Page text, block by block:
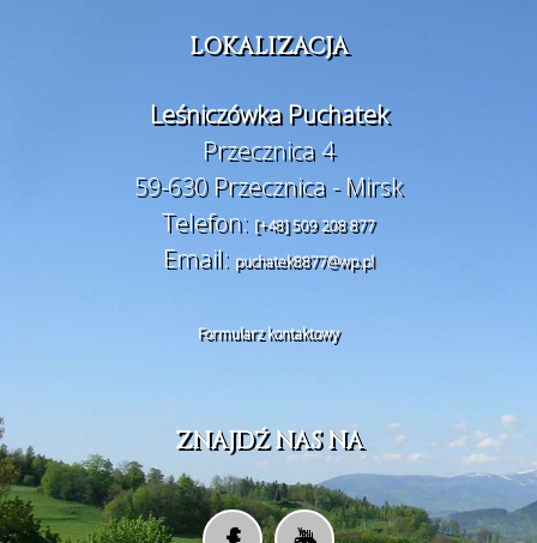
LOKALIZACJA
Leśniczówka Puchatek
Przecznica 4
59-630 Przecznica - Mirsk
Telefon: [+48] 509 208 877
Email: puchatek8877@wp.pl
Formularz kontaktowy
ZNAJDŹ NAS NA